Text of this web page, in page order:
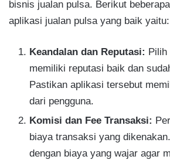
bisnis jualan pulsa. Berikut
aplikasi jualan pulsa yang baik yaitu:
Keandalan dan Reputasi: Pilih
memiliki reputasi baik dan
Pastikan aplikasi tersebut
dari pengguna.
Komisi dan Fee Transaksi:
biaya transaksi yang
dengan biaya yang wajar agar